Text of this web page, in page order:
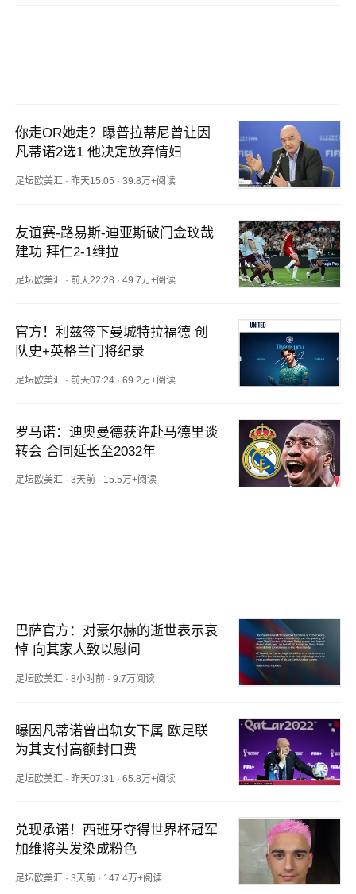
你走OR她走？曝普拉蒂尼曾让因
凡蒂诺2选1 他决定放弃情妇
足坛欧美汇 · 昨天15:05 ·39.8万+阅读
友谊赛-路易斯-迪亚斯破门金玟哉
建功 拜仁2-1维拉
足坛欧美汇 ·前天22:28 ·49.7万+阅读
官方！利兹签下曼城特拉福德 创
队史+英格兰门将纪录
足坛欧美汇 ·前天07:24 ·69.2万+阅读
罗马诺：迪奥曼德获许赴马德里谈
转会 合同延长至2032年
足坛欧美汇 ·3天前 · 15.5万+阅读
巴萨官方：对豪尔赫的逝世表示哀
悼 向其家人致以慰问
足坛欧美汇 ·8小时前 ·9.7万阅读
曝因凡蒂诺曾出轨女下属 欧足联
为其支付高额封口费
足坛欧美汇 · 昨天07:31 ·65.8万+阅读
兑现承诺！西班牙夺得世界杯冠军
加维将头发染成粉色
足坛欧美汇 ·3天前 · 147.4万+阅读